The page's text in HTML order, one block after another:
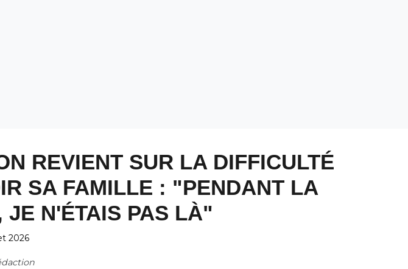
REVIENT SUR LA DIFFICULTÉ
SA FAMILLE : "PENDANT LA
JE N'ÉTAIS PAS LÀ"
2026